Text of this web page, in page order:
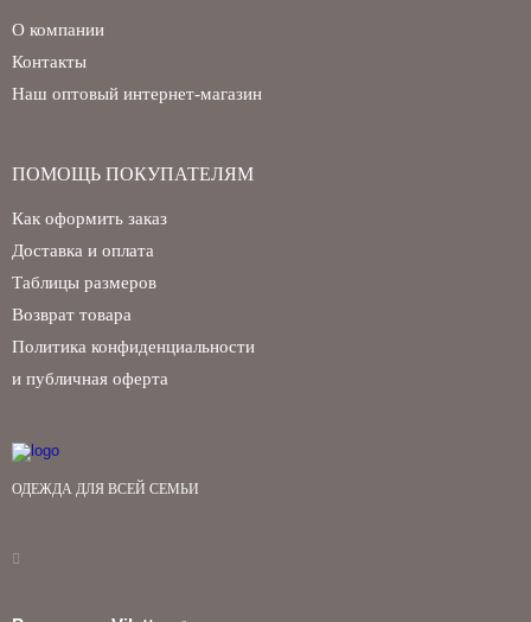
ОДЕЖДА ДЛЯ ВСЕЙ СЕМЬИ
О компании
Контакты
Наш оптовый интернет-магазин
ПОМОЩЬ ПОКУПАТЕЛЯМ
Как оформить заказ
Доставка и оплата
Таблицы размеров
Возврат товара
Политика конфиденциальности
и публичная оферта